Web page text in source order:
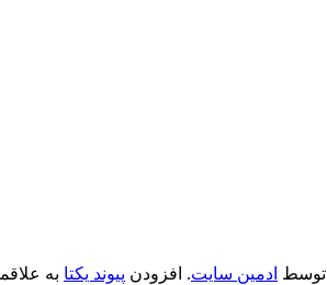
توسط ادمین سایت. افزودن پیوند یکتا به